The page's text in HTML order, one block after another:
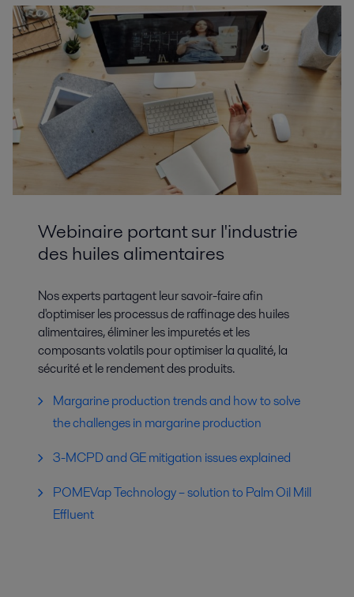
Webinaire portant sur l'industrie
des huiles alimentaires
Nos experts partagent leur savoir-faire afin
d'optimiser les processus de raffinage des huiles
alimentaires, éliminer les impuretés et les
composants volatils pour optimiser la qualité, la
sécurité et le rendement des produits.
Margarine production trends and how to solve
the challenges in margarine production
3-MCPD and GE mitigation issues explained
POMEVap Technology – solution to Palm Oil Mill
Effluent